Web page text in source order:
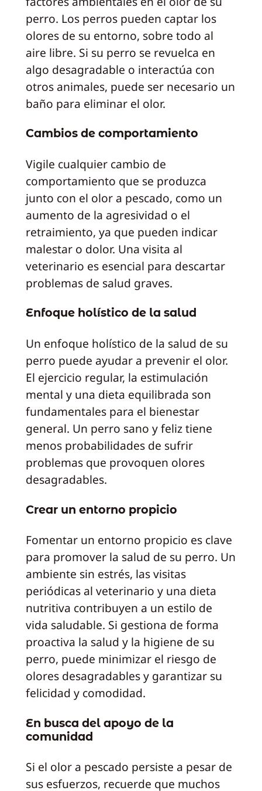
perro. Los perros pueden captar los
olores de su entorno, sobre todo al
aire libre. Si su perro se revuelca en
algo desagradable o interactúa con
otros animales, puede ser necesario un
baño para eliminar el olor.
Cambios de comportamiento
Vigile cualquier cambio de
comportamiento que se produzca
junto con el olor a pescado, como un
aumento de la agresividad o el
retraimiento, ya que pueden indicar
malestar o dolor. Una visita al
veterinario es esencial para descartar
problemas de salud graves.
Enfoque holístico de la salud
Un enfoque holístico de la salud de su
perro puede ayudar a prevenir el olor.
El ejercicio regular, la estimulación
mental y una dieta equilibrada son
fundamentales para el bienestar
general. Un perro sano y feliz tiene
menos probabilidades de sufrir
problemas que provoquen olores
desagradables.
Crear un entorno propicio
Fomentar un entorno propicio es clave
para promover la salud de su perro. Un
ambiente sin estrés, las visitas
periódicas al veterinario y una dieta
nutritiva contribuyen a un estilo de
vida saludable. Si gestiona de forma
proactiva la salud y la higiene de su
perro, puede minimizar el riesgo de
olores desagradables y garantizar su
felicidad y comodidad.
En busca del apoyo de la
comunidad
Si el olor a pescado persiste a pesar de
sus esfuerzos, recuerde que muchos